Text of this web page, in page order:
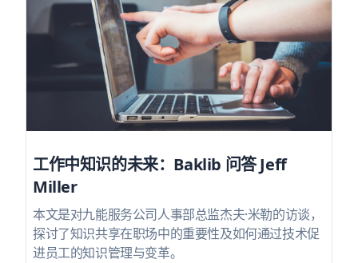
工作中知识的未来：Baklib 问答 Jeff
Miller
本文是对九能服务公司人事部总监杰夫·米勒的访谈，
探讨了知识共享在职场中的重要性及如何通过技术促
进员工的知识管理与变革。